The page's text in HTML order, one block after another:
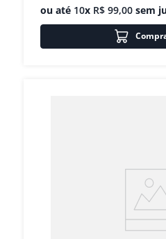
ou até 10x R$ 99,00 sem